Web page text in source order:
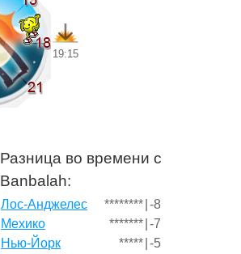
19:15
Разница во времени с
Banbalah:
Лос-Анджелес ******** -8
Мехико
******* -7
Нью-Йорк
***** -5